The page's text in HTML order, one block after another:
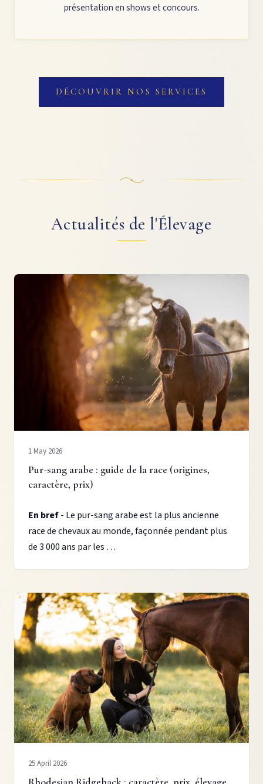
présentation en shows et concours.
DÉCOUVRIR NOS SERVICES
Actualités de l'Élevage
1 May 2026
Pur-sang arabe : guide de la race (origines,
caractère, prix)
En bref- Le pur-sang arabe est la plus ancienne
race de chevaux au monde, façonnée pendant plus
de 3 000 ans par les …
25 April 2026